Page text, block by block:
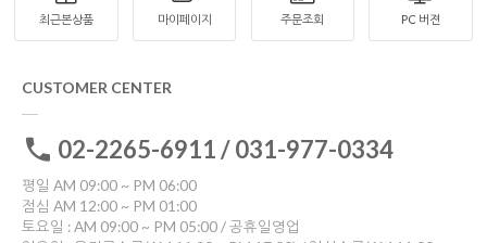
최근본상품 마이페이지 주문조회 PC 버젼
CUSTOMER CENTER
02-2265-6911 / 031-977-0334
평일 AM 09:00 ~ PM 06:00
점심 AM 12:00 ~ PM 01:00
토요일 : AM 09:00 ~ PM 05:00 / 공휴일영업